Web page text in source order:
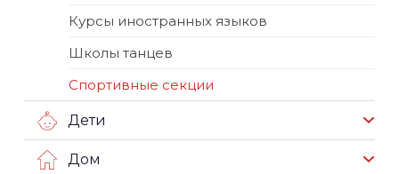
Курсы иностранных языков
Школы танцев
Спортивные секции
Дети
Дом